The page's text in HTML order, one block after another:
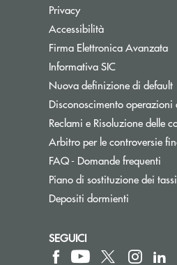
Privacy
Accessibilità
Firma Elettronica Avanzata
Informativa SIC
Nuova definizione di default
Disconoscimento
Reclami e Risoluzione delle
Arbitro per le controversie
FAQ - Domande frequenti
Piano di sostituzione dei tassi
Depositi dormienti
SEGUICI